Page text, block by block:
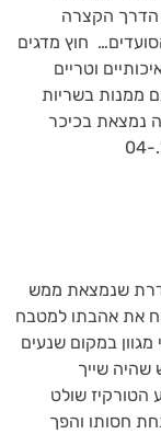
הדרך הקצרה
חוץ מדגים
וטריים
ממנות בשריות
נמצאת בכיכר
ונציה (מול מגדל השעון) מרחק קצרצר מהנמל.04-
שנמצאת ממש
את אהבתו למטבח
במקום שנעים
שייך
שולט
חסותו והפך